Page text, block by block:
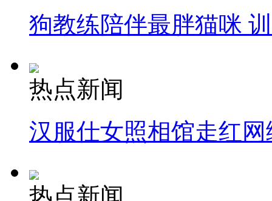
狗教练陪伴最胖猫咪
热点新闻
汉服仕女照相馆走红网
热点新闻